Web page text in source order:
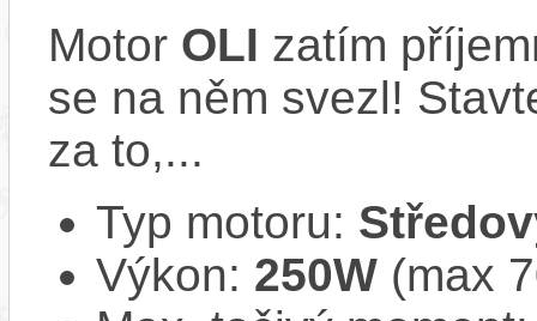
Motor OLI zatím
se na něm svezl!
za to,...
Typ motoru:
Výkon: 250W (max